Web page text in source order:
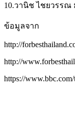
10.วานิช ไชยวรร
ข้อมูลจาก
http://
http://
https://